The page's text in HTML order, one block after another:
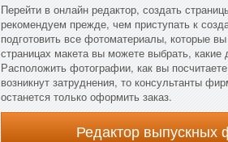
Перейти в онлайн редактор, создать
рекомендуем прежде, чем приступать к
подготовить все фотоматериалы, которые
страницах макета вы можете выбрать, какие
Расположить фотографии, как вы
возникнут затруднения, то консультанты
останется только оформить заказ.
Редактор выпускных